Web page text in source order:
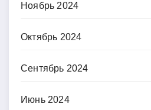
Ноябрь 2024
Октябрь 2024
Сентябрь 2024
Июнь 2024